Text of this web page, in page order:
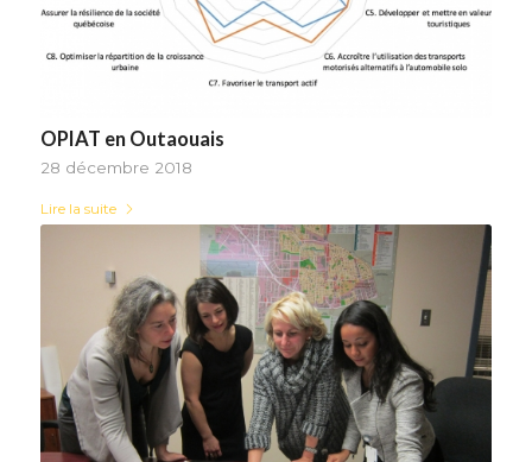
OPIAT en Outaouais
28 décembre 2018
Lire la suite